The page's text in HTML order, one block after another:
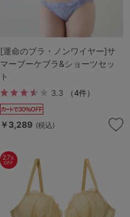
[運命のブラ・ノンワイヤー]サ
マーブーケブラ&ショーツセッ
ト
3.3 （4件）
￥3,289 (税込)
27%
OFF